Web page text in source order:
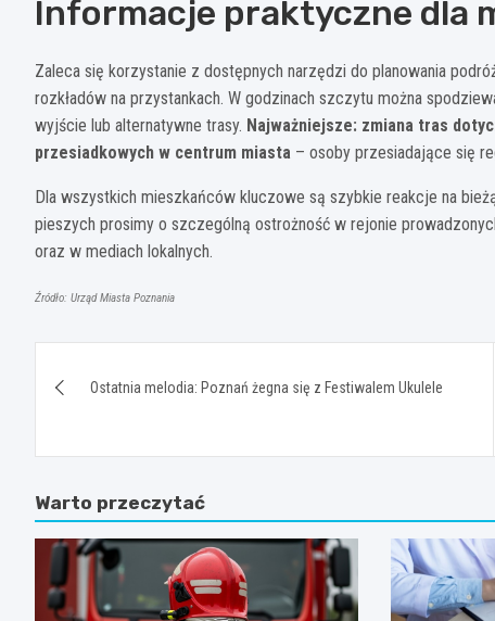
Informacje praktyczne dla
Zaleca się korzystanie z dostępnych narzędzi do planowania
rozkładów na przystankach. W godzinach szczytu można
wyjście lub alternatywne trasy. Najważniejsze: zmiana tras
przesiadkowych w centrum miasta – osoby przesiadające się
Dla wszystkich mieszkańców kluczowe są szybkie reakcje na
pieszych prosimy o szczególną ostrożność w rejonie
oraz w mediach lokalnych.
Źródło: Urząd Miasta Poznania
wpisu
Ostatnia melodia: Poznań żegna się z Festiwalem Ukulele
Warto przeczytać